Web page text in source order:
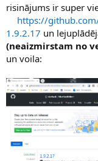
risinājums ir super
https://
1.9.2.17 un
(neaizmirstam no
un voila: